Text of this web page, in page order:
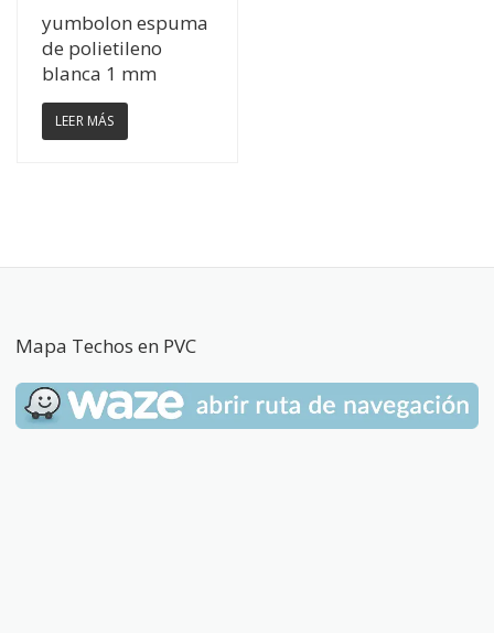
Ver Detalles
yumbolon espuma
de polietileno
blanca 1 mm
LEER MÁS
Mapa Techos en PVC